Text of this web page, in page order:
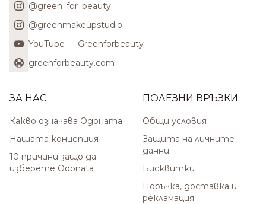
@green_for_beauty
@greenmakeupstudio
YouTube — Greenforbeauty
greenforbeauty.com
ЗА НАС
Какво означава Одоната
Нашата концепция
10 причини защо да
изберете Odonata
ПОЛЕЗНИ ВРЪЗКИ
Общи условия
Защита на личните
данни
Бисквитки
Поръчка, доставка и
рекламация